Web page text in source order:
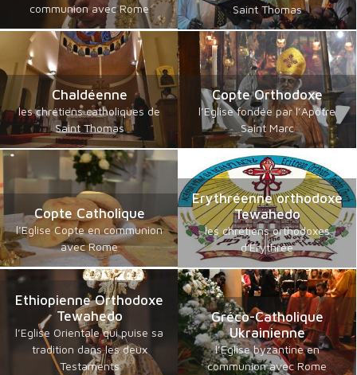
communion avec Rome
Saint Thomas
Chaldéenne
les chrétiens catholiques de
Saint Thomas
Copte Orthodoxe
l’Eglise fondée par l’Apôtre
Saint Marc
Copte Catholique
l’Eglise Copte en communion
avec Rome
Erythréenne orthodoxe
Tewahedo
les chrétiens orthodoxes
d'Erythrée
Ethiopienne Orthodoxe
Tewahedo
l’Eglise Orientale qui puise sa
tradition dans les deux
Testaments
Gréco-Catholique
Ukrainienne
l’Eglise byzantine en
communion avec Rome